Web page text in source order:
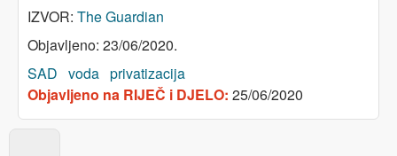
IZVOR: The Guardian
Objavljeno: 23/06/2020.
SAD voda privatizacija
Objavljeno na RIJEČ i DJELO: 25/06/2020